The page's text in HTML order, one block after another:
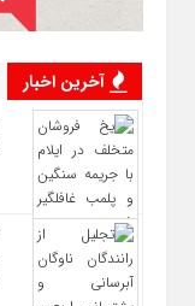
آخرین اخبار